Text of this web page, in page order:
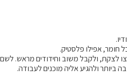
חומר, אפילו פלסטיק.
לצקת, ולקבל משוב וחידודים מראש.
ולהגיע אליה מוכנים לעבודה.